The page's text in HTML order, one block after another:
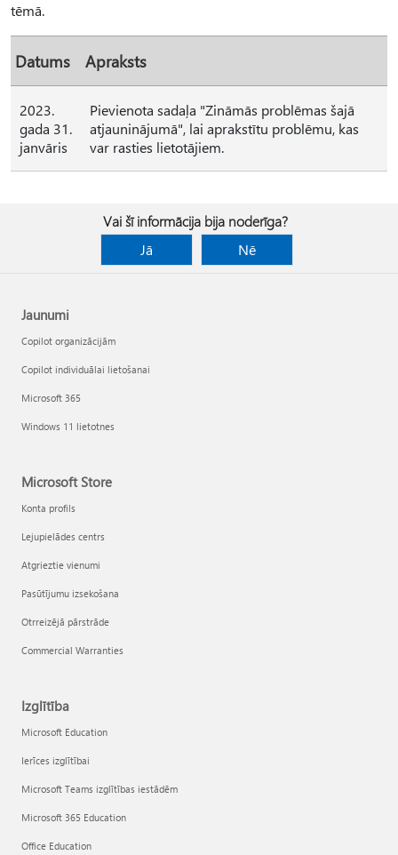
tēmā.
Datums Apraksts
2023.
gada 31.
janvāris
Pievienota sadaļa "Zināmās problēmas šajā
atjauninājumā", lai aprakstītu problēmu, kas
var rasties lietotājiem.
Vai šī informācija bija noderīga?
Jā
Nē
Jaunumi
Copilot organizācijām
Copilot individuālai lietošanai
Microsoft 365
Windows 11 lietotnes
Microsoft Store
Konta profils
Lejupielādes centrs
Atgrieztie vienumi
Pasūtījumu izsekošana
Otrreizējā pārstrāde
Commercial Warranties
Izglītība
Microsoft Education
Ierīces izglītībai
Microsoft Teams izglītības iestādēm
Microsoft 365 Education
Office Education